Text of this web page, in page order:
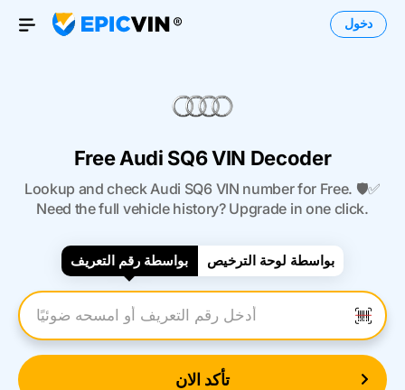
Open Menu
دخول
Free Audi SQ6 VIN Decoder
Lookup and check Audi SQ6 VIN number for Free. 🛡️✅
Need the full vehicle history? Upgrade in one click.
بواسطة رقم التعريف بواسطة لوحة الترخيص
أدخل رقم التعريف
تأكد الان